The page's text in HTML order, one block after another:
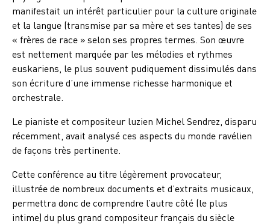
manifestait un intérêt particulier pour la culture originale
et la langue (transmise par sa mère et ses tantes) de ses
« frères de race » selon ses propres termes. Son œuvre
est nettement marquée par les mélodies et rythmes
euskariens, le plus souvent pudiquement dissimulés dans
son écriture d’une immense richesse harmonique et
orchestrale.
Le pianiste et compositeur luzien Michel Sendrez, disparu
récemment, avait analysé ces aspects du monde ravélien
de façons très pertinente.
Cette conférence au titre légèrement provocateur,
illustrée de nombreux documents et d’extraits musicaux,
permettra donc de comprendre l’autre côté (le plus
intime) du plus grand compositeur français du siècle